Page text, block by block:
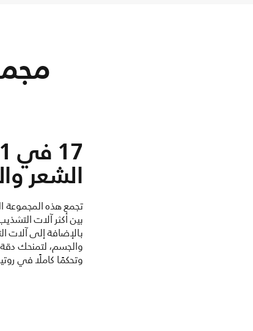
الشعر
بالإضافة إلى آلات
والجسم، لتمنحك دقة
وتحكمًا كاملًا في